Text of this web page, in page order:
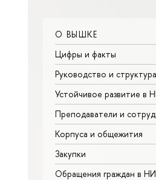
О ВЫШКЕ
Цифры и факты
Руководство и структура
Устойчивое развитие в
Преподаватели и
Корпуса и общежития
Закупки
Обращения граждан в